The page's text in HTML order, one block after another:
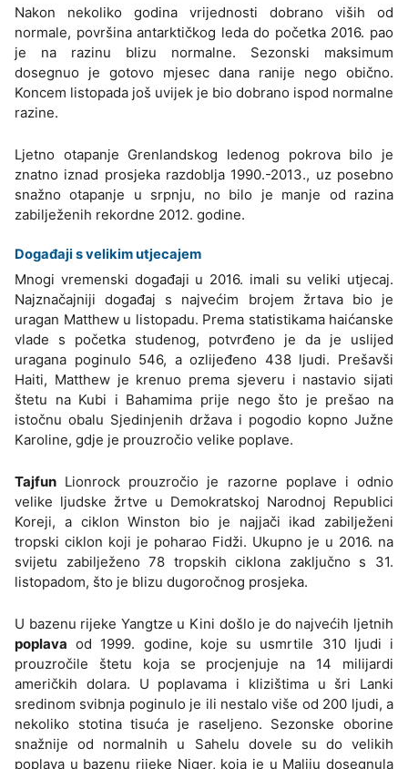
Nakon nekoliko godina vrijednosti dobrano viših od
normale, površina antarktičkog leda do početka 2016. pao
je na razinu blizu normalne. Sezonski maksimum
dosegnuo je gotovo mjesec dana ranije nego obično.
Koncem listopada još uvijek je bio dobrano ispod normalne
razine.
Ljetno otapanje Grenlandskog ledenog pokrova bilo je
znatno iznad prosjeka razdoblja 1990.-2013., uz posebno
snažno otapanje u srpnju, no bilo je manje od razina
zabilježenih rekordne 2012. godine.
Događaji s velikim utjecajem
Mnogi vremenski događaji u 2016. imali su veliki utjecaj.
Najznačajniji događaj s najvećim brojem žrtava bio je
uragan Matthew u listopadu. Prema statistikama haićanske
vlade s početka studenog, potvrđeno je da je uslijed
uragana poginulo 546, a ozlijeđeno 438 ljudi. Prešavši
Haiti, Matthew je krenuo prema sjeveru i nastavio sijati
štetu na Kubi i Bahamima prije nego što je prešao na
istočnu obalu Sjedinjenih država i pogodio kopno Južne
Karoline, gdje je prouzročio velike poplave.
Tajfun Lionrock prouzročio je razorne poplave i odnio
velike ljudske žrtve u Demokratskoj Narodnoj Republici
Koreji, a ciklon Winston bio je najjači ikad zabilježeni
tropski ciklon koji je poharao Fidži. Ukupno je u 2016. na
svijetu zabilježeno 78 tropskih ciklona zaključno s 31.
listopadom, što je blizu dugoročnog prosjeka.
U bazenu rijeke Yangtze u Kini došlo je do najvećih ljetnih
poplava od 1999. godine, koje su usmrtile 310 ljudi i
prouzročile štetu koja se procjenjuje na 14 milijardi
američkih dolara. U poplavama i klizištima u šri Lanki
sredinom svibnja poginulo je ili nestalo više od 200 ljudi, a
nekoliko stotina tisuća je raseljeno. Sezonske oborine
snažnije od normalnih u Sahelu dovele su do velikih
poplava u bazenu rijeke Niger, koja je u Maliju dosegnula